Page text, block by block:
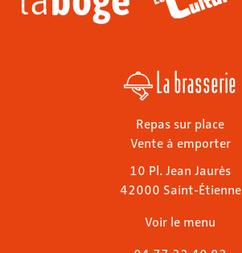
La brasserie
Repas sur place
Vente à emporter
10 Pl. Jean Jaurès
42000 Saint-Étienne
Voir le menu